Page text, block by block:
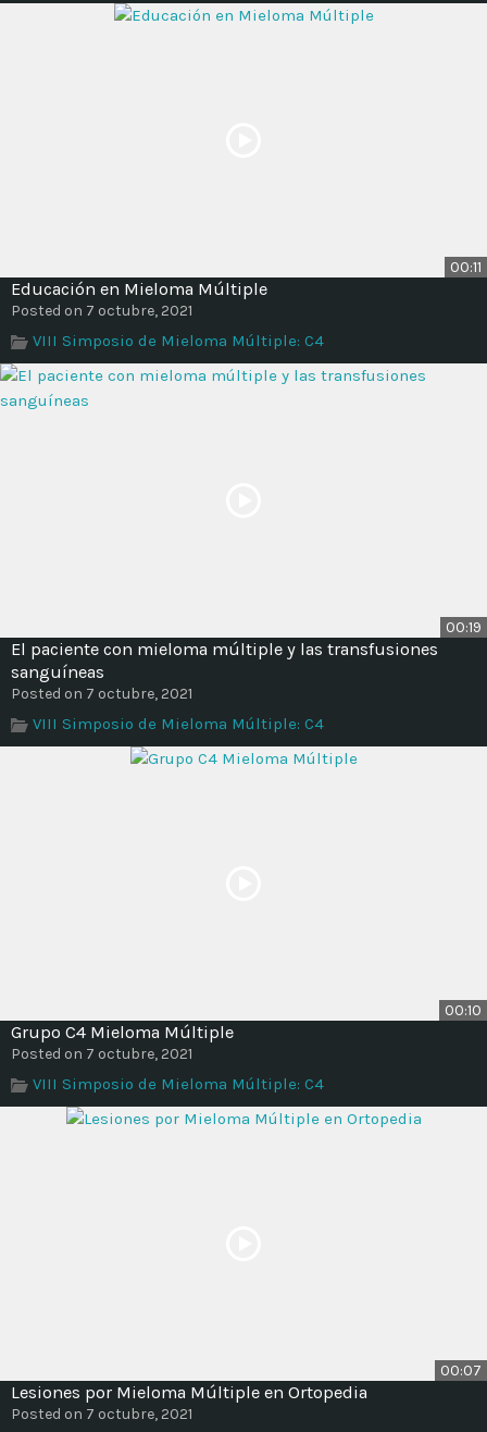
00:11
Educación en Mieloma Múltiple
Posted on 7 octubre, 2021
VIII Simposio de Mieloma Múltiple: C4
00:19
El paciente con mieloma múltiple y las transfusiones
sanguíneas
Posted on 7 octubre, 2021
VIII Simposio de Mieloma Múltiple: C4
00:10
Grupo C4 Mieloma Múltiple
Posted on 7 octubre, 2021
VIII Simposio de Mieloma Múltiple: C4
00:07
Lesiones por Mieloma Múltiple en Ortopedia
Posted on 7 octubre, 2021